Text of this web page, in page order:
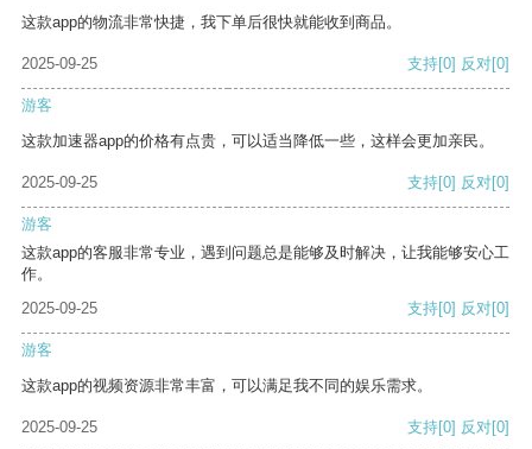
这款app的物流非常快捷，我下单后很快就能收到商品。
2025-09-25 支持[0] 反对[0]
游客
这款加速器app的价格有点贵，可以适当降低一些，这样会更加亲民。
2025-09-25 支持[0] 反对[0]
游客
这款app的客服非常专业，遇到问题总是能够及时解决，让我能够安心工
作。
2025-09-25
支持[0] 反对[0]
游客
这款app的视频资源非常丰富，可以满足我不同的娱乐需求。
2025-09-25 支持[0] 反对[0]